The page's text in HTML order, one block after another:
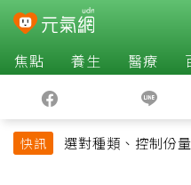
焦點 養生 醫療
快訊
選對種類、控制份